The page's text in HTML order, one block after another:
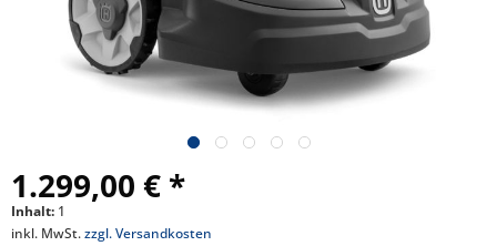
1.299,00 € *
Inhalt: 1
inkl. MwSt.zzgl. Versandkosten